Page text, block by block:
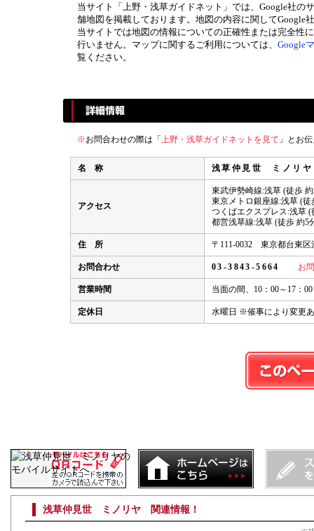
当サイト「上野・浅草ガイドネット」では、Google社の
舗地図を掲載しております。地図の内容に関してGoogle
当サイトでは地図の情報についての正確性または完全性
行いません。マップに関するご利用については、 Google
覧ください。
※お問合わせの際は「 上野・浅草ガイドネットを見て 」とお
名 称 浅草仲見世 ミノリヤ
アクセス
東武伊勢崎線:浅草 (徒歩
東京メトロ銀座線:浅草 (徒
つくばエクスプレス:浅草 (
都営浅草線:浅草 (徒歩 約5
住 所 〒111-0032 東京都台東区
お問合わせ 03-3843-5664 お問
営業時間 当面の間、10：00～17：00
定休日 水曜日 ※催事により変更
浅草仲見世 ミノリヤ 関連情報！